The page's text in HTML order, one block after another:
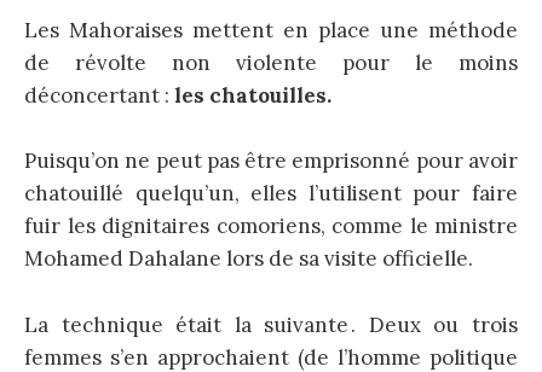
Les Mahoraises mettent en place une méthode
de révolte non violente pour le moins
déconcertant : les chatouilles.
Puisqu’on ne peut pas être emprisonné pour avoir
chatouillé quelqu’un, elles l’utilisent pour faire
fuir les dignitaires comoriens, comme le ministre
Mohamed Dahalane lors de sa visite officielle.
La technique était la suivante . Deux ou trois
femmes s’en approchaient (de l’homme politique